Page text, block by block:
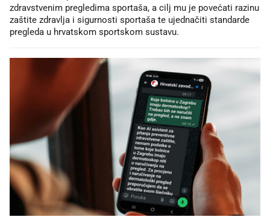
zdravstvenim pregledima sportaša, a cilj mu je povećati razinu
zaštite zdravlja i sigurnosti sportaša te ujednačiti standarde
pregleda u hrvatskom sportskom sustavu.